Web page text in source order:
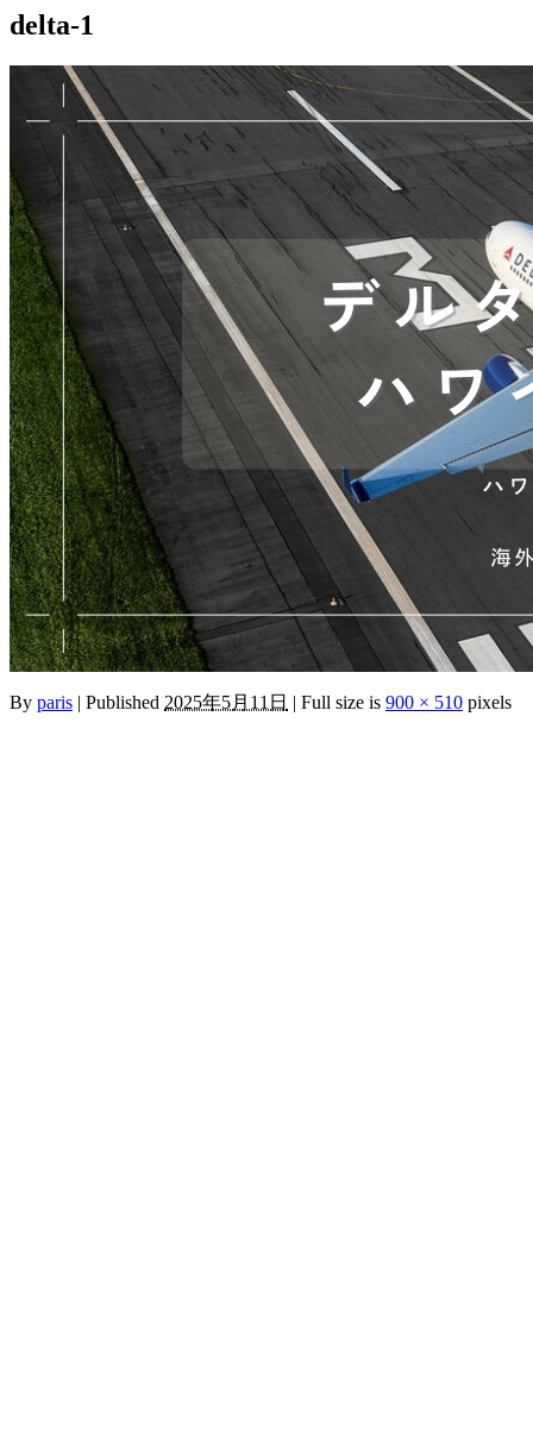
delta-1
By paris | Published 2025年5月11日 | Full size is 900 × 510 pixels